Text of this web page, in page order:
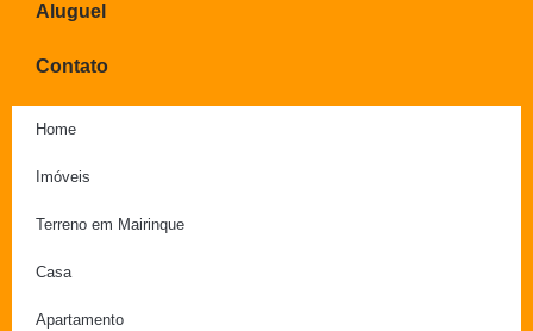
Aluguel
Contato
Home
Imóveis
Terreno em Mairinque
Casa
Apartamento